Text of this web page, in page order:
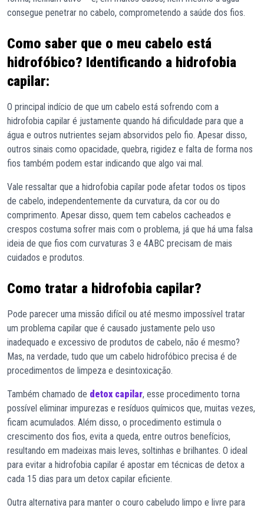
consegue penetrar no cabelo, comprometendo a saúde dos fios.
Como saber que o meu cabelo está
hidrofóbico? Identificando a hidrofobia
capilar:
O principal indício de que um cabelo está sofrendo com a
hidrofobia capilar é justamente quando há dificuldade para que a
água e outros nutrientes sejam absorvidos pelo fio. Apesar disso,
outros sinais como opacidade, quebra, rigidez e falta de forma nos
fios também podem estar indicando que algo vai mal.
Vale ressaltar que a hidrofobia capilar pode afetar todos os tipos
de cabelo, independentemente da curvatura, da cor ou do
comprimento. Apesar disso, quem tem cabelos cacheados e
crespos costuma sofrer mais com o problema, já que há uma falsa
ideia de que fios com curvaturas 3 e 4ABC precisam de mais
cuidados e produtos.
Como tratar a hidrofobia capilar?
Pode parecer uma missão difícil ou até mesmo impossível tratar
um problema capilar que é causado justamente pelo uso
inadequado e excessivo de produtos de cabelo, não é mesmo?
Mas, na verdade, tudo que um cabelo hidrofóbico precisa é de
procedimentos de limpeza e desintoxicação.
Também chamado de detox capilar, esse procedimento torna
possível eliminar impurezas e resíduos químicos que, muitas vezes,
ficam acumulados. Além disso, o procedimento estimula o
crescimento dos fios, evita a queda, entre outros benefícios,
resultando em madeixas mais leves, soltinhas e brilhantes. O ideal
para evitar a hidrofobia capilar é apostar em técnicas de detox a
cada 15 dias para um detox capilar eficiente.
Outra alternativa para manter o couro cabeludo limpo e livre para